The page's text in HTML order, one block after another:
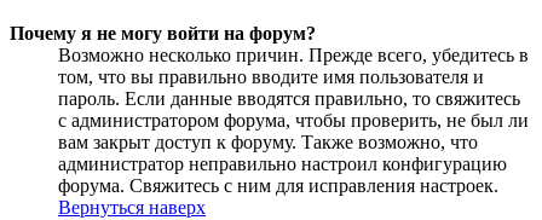
Почему я не могу войти на форум?
Возможно несколько причин. Прежде всего, убедитесь в
том, что вы правильно вводите имя пользователя и
пароль. Если данные вводятся правильно, то свяжитесь
с администратором форума, чтобы проверить, не был ли
вам закрыт доступ к форуму. Также возможно, что
администратор неправильно настроил конфигурацию
форума. Свяжитесь с ним для исправления настроек.
Вернуться наверх